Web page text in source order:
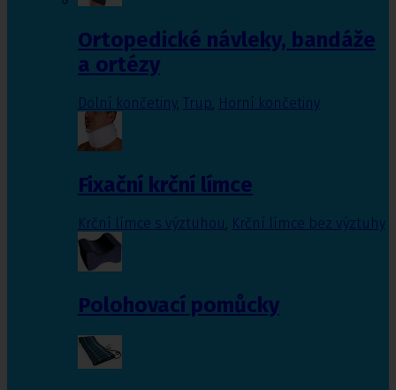
Ortopedické návleky, bandáže
a ortézy
Dolní končetiny, Trup, Horní končetiny
Fixační krční límce
Krční límce s výztuhou Krční límce bez výztuhy
Polohovací pomůcky